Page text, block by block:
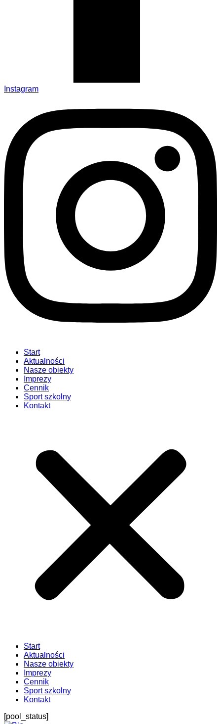
Instagram
Start
Aktualności
Nasze obiekty
Imprezy
Cennik
Sport szkolny
Kontakt
Start
Aktualności
Nasze obiekty
Imprezy
Cennik
Sport szkolny
Kontakt
[pool_status]